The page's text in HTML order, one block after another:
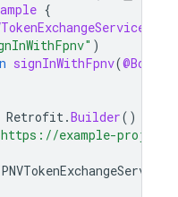
{
)
signInWithFpnv(@Body
Retrofit.Builder()
example-